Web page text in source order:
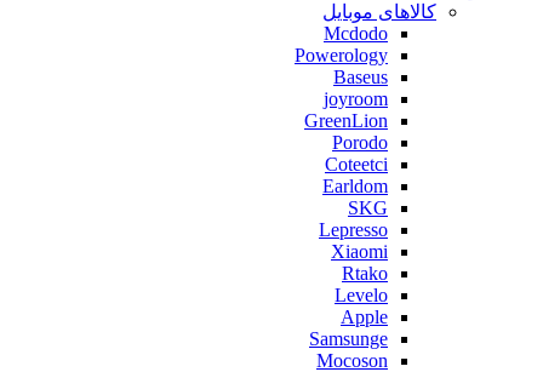
کالاهای موبایل
Mcdodo
Powerology
Baseus
joyroom
GreenLion
Porodo
Coteetci
Earldom
SKG
Lepresso
Xiaomi
Rtako
Levelo
Apple
Samsunge
Mocoson